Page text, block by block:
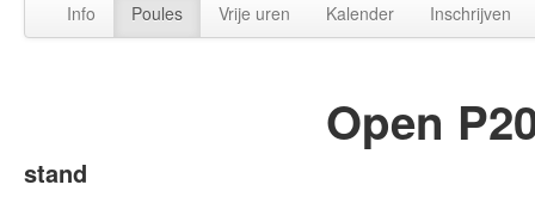
Info Poules Vrije uren Kalender Inschrijven
Open
stand